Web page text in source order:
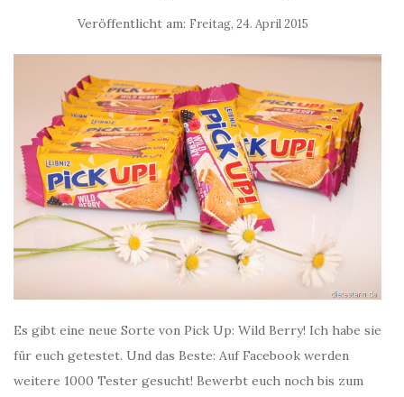
Veröffentlicht am: Freitag, 24. April 2015
Es gibt eine neue Sorte von Pick Up: Wild Berry! Ich habe sie
für euch getestet. Und das Beste: Auf Facebook werden
weitere 1000 Tester gesucht! Bewerbt euch noch bis zum